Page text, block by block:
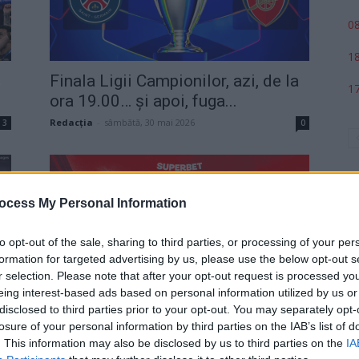
My Personal Information
opt-out of the sale, sharing to third parties, or processing of your
for targeted advertising by us, please use the below opt-out
selection. Please note that after your opt-out request is processed
interest-based ads based on personal information utilized by us
to third parties prior to your opt-out. You may separately
of your personal information by third parties on the IAB’s list of
This information may also be disclosed by us to third parties on the
3
Finala Ligii Campionilor, azi, de la
ora 19.00… și apoi, fuga...
Redacţia sâmbătă, 30 mai 2026 0
PSG și Inter se luptă pentru
nemurire! Cotele pentru finala
Ligii...